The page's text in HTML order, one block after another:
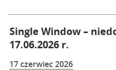
Single Window –
17.06.2026 r.
17 czerwiec 2026